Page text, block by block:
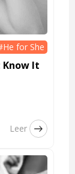
for She
Know It
Leer